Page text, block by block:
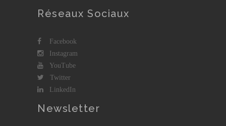
Réseaux Sociaux
Facebook
Instagram
YouTube
Twitter
LinkedIn
Newsletter